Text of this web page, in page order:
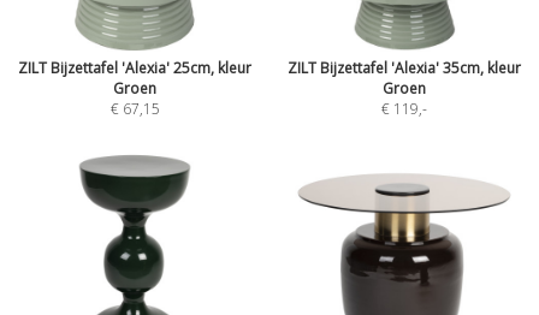
ZILT Bijzettafel 'Alexia' 25cm, kleur
Groen
€ 67,15
ZILT Bijzettafel 'Alexia' 35cm, kleur
Groen
€ 119,-